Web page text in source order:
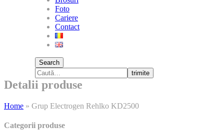
Foto
Cariere
Contact
Search
trimite
Detalii produse
Home » Grup Electrogen Rehlko KD2500
Categorii produse